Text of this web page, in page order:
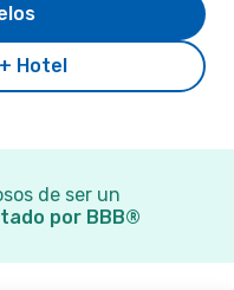
Hotel
de ser un
por BBB®